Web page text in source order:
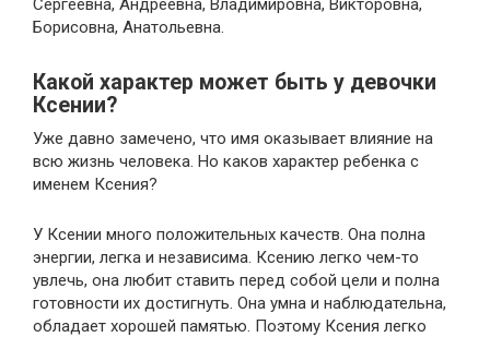
Сергеевна, Андреевна, Владимировна, Викторовна,
Борисовна, Анатольевна.
Какой характер может быть у девочки
Ксении?
Уже давно замечено, что имя оказывает влияние на
всю жизнь человека. Но каков характер ребенка с
именем Ксения?
У Ксении много положительных качеств. Она полна
энергии, легка и независима. Ксению легко чем-то
увлечь, она любит ставить перед собой цели и полна
готовности их достигнуть. Она умна и наблюдательна,
обладает хорошей памятью. Поэтому Ксения легко